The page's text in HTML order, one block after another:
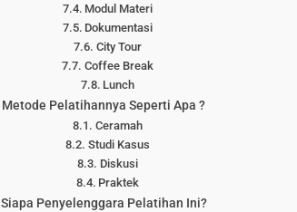
Modul Materi
Dokumentasi
City Tour
Coffee Break
Lunch
Metode Pelatihannya Seperti Apa ?
Ceramah
Studi Kasus
Diskusi
Praktek
Siapa Penyelenggara Pelatihan Ini?